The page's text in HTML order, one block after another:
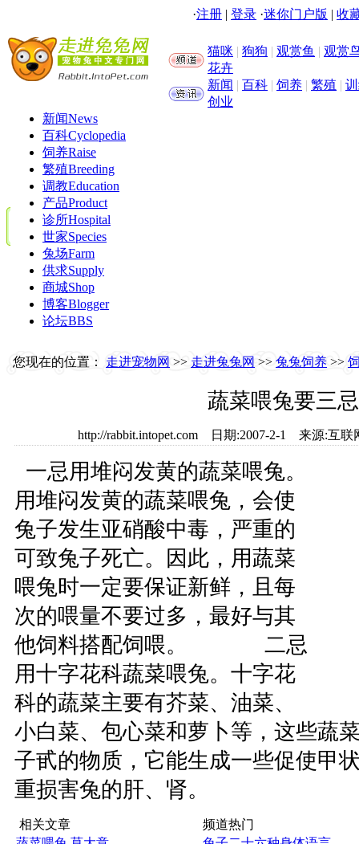
·注册 | 登录 ·迷你门户版 | 收
猫咪 | 狗狗 | 观赏鱼 | 观赏
花卉
新闻 | 百科 | 饲养 | 繁殖 |
创业
新闻News
百科Cyclopedia
饲养Raise
繁殖Breeding
调教Education
产品Product
诊所Hospital
世家Species
兔场Farm
供求Supply
商城Shop
博客Blogger
论坛BBS
您现在的位置： 走进宠物网 >> 走进兔兔网 >> 兔兔饲养 >>
蔬菜喂兔要三忌
http://rabbit.intopet.com 日期:2007-2-1 来源:互
一忌用堆闷发黄的蔬菜喂兔。
用堆闷发黄的蔬菜喂兔，会使
兔子发生亚硝酸中毒，严重的
可致兔子死亡。因此，用蔬菜
喂兔时一定要保证新鲜，且每
次的喂量不要过多，最好与其
他饲料搭配饲喂。 二忌
用十字花科蔬菜喂兔。十字花
科的蔬菜主要有芥菜、油菜、
小白菜、包心菜和萝卜等，这些蔬
子甙的物质，它能生成一些促使甲
重损害兔的肝、肾。
相关文章
频道热门